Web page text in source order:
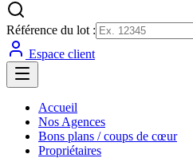
Référence du lot :
Espace client
Accueil
Nos Agences
Bons plans / coups de cœur
Propriétaires